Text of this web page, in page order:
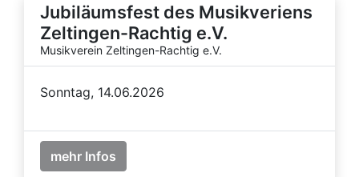
Jubiläumsfest des Musikveriens
Zeltingen-Rachtig e.V.
Musikverein Zeltingen-Rachtig e.V.
Sonntag, 14.06.2026
mehr Infos